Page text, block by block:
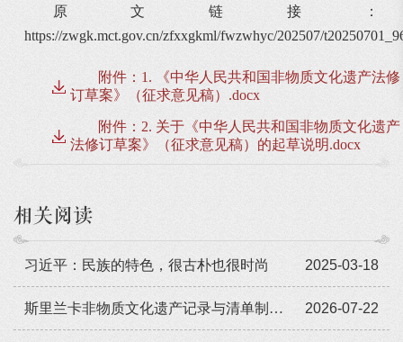
原文链接：
https://zwgk.mct.gov.cn/zfxxgkml/fwzwhyc/202507/
附件：1. 《中华人民共和国非物质文化遗产法修
订草案》（征求意见稿）.docx
附件：2. 关于《中华人民共和国非物质文化遗产
法修订草案》（征求意见稿）的起草说明.docx
相关阅读
2025-03-18
习近平：民族的特色，很古朴也很时尚
2026-07-22
斯里兰卡非物质文化遗产记录与清单制定培训工作坊（第三期）在斯里兰卡萨巴拉加穆瓦省举办